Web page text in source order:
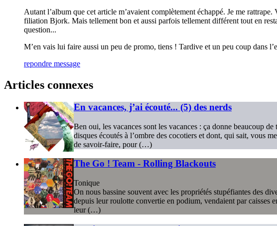
Autant l’album que cet article m’avaient complètement échappé. Je me
filiation Bjork. Mais tellement bon et aussi parfois tellement différent tout en
question...
M’en vais lui faire aussi un peu de promo, tiens ! Tardive et un peu coup dans
repondre message
Articles connexes
En vacances, j’ai écouté... (5) des nerds
Ben oui, les vacances sont les vacances : ça donne beaucoup
disques écoutés à l’ombre des cocotiers et dont, qui sait, vous
de savoir-faire, pour (…)
The Go ! Team - Rolling Blackouts
Tonique
On nous bassine souvent avec les propriétés stupéfiantes des
depuis leur roulotte convertie en podium, vendaient par caisses
leur (…)